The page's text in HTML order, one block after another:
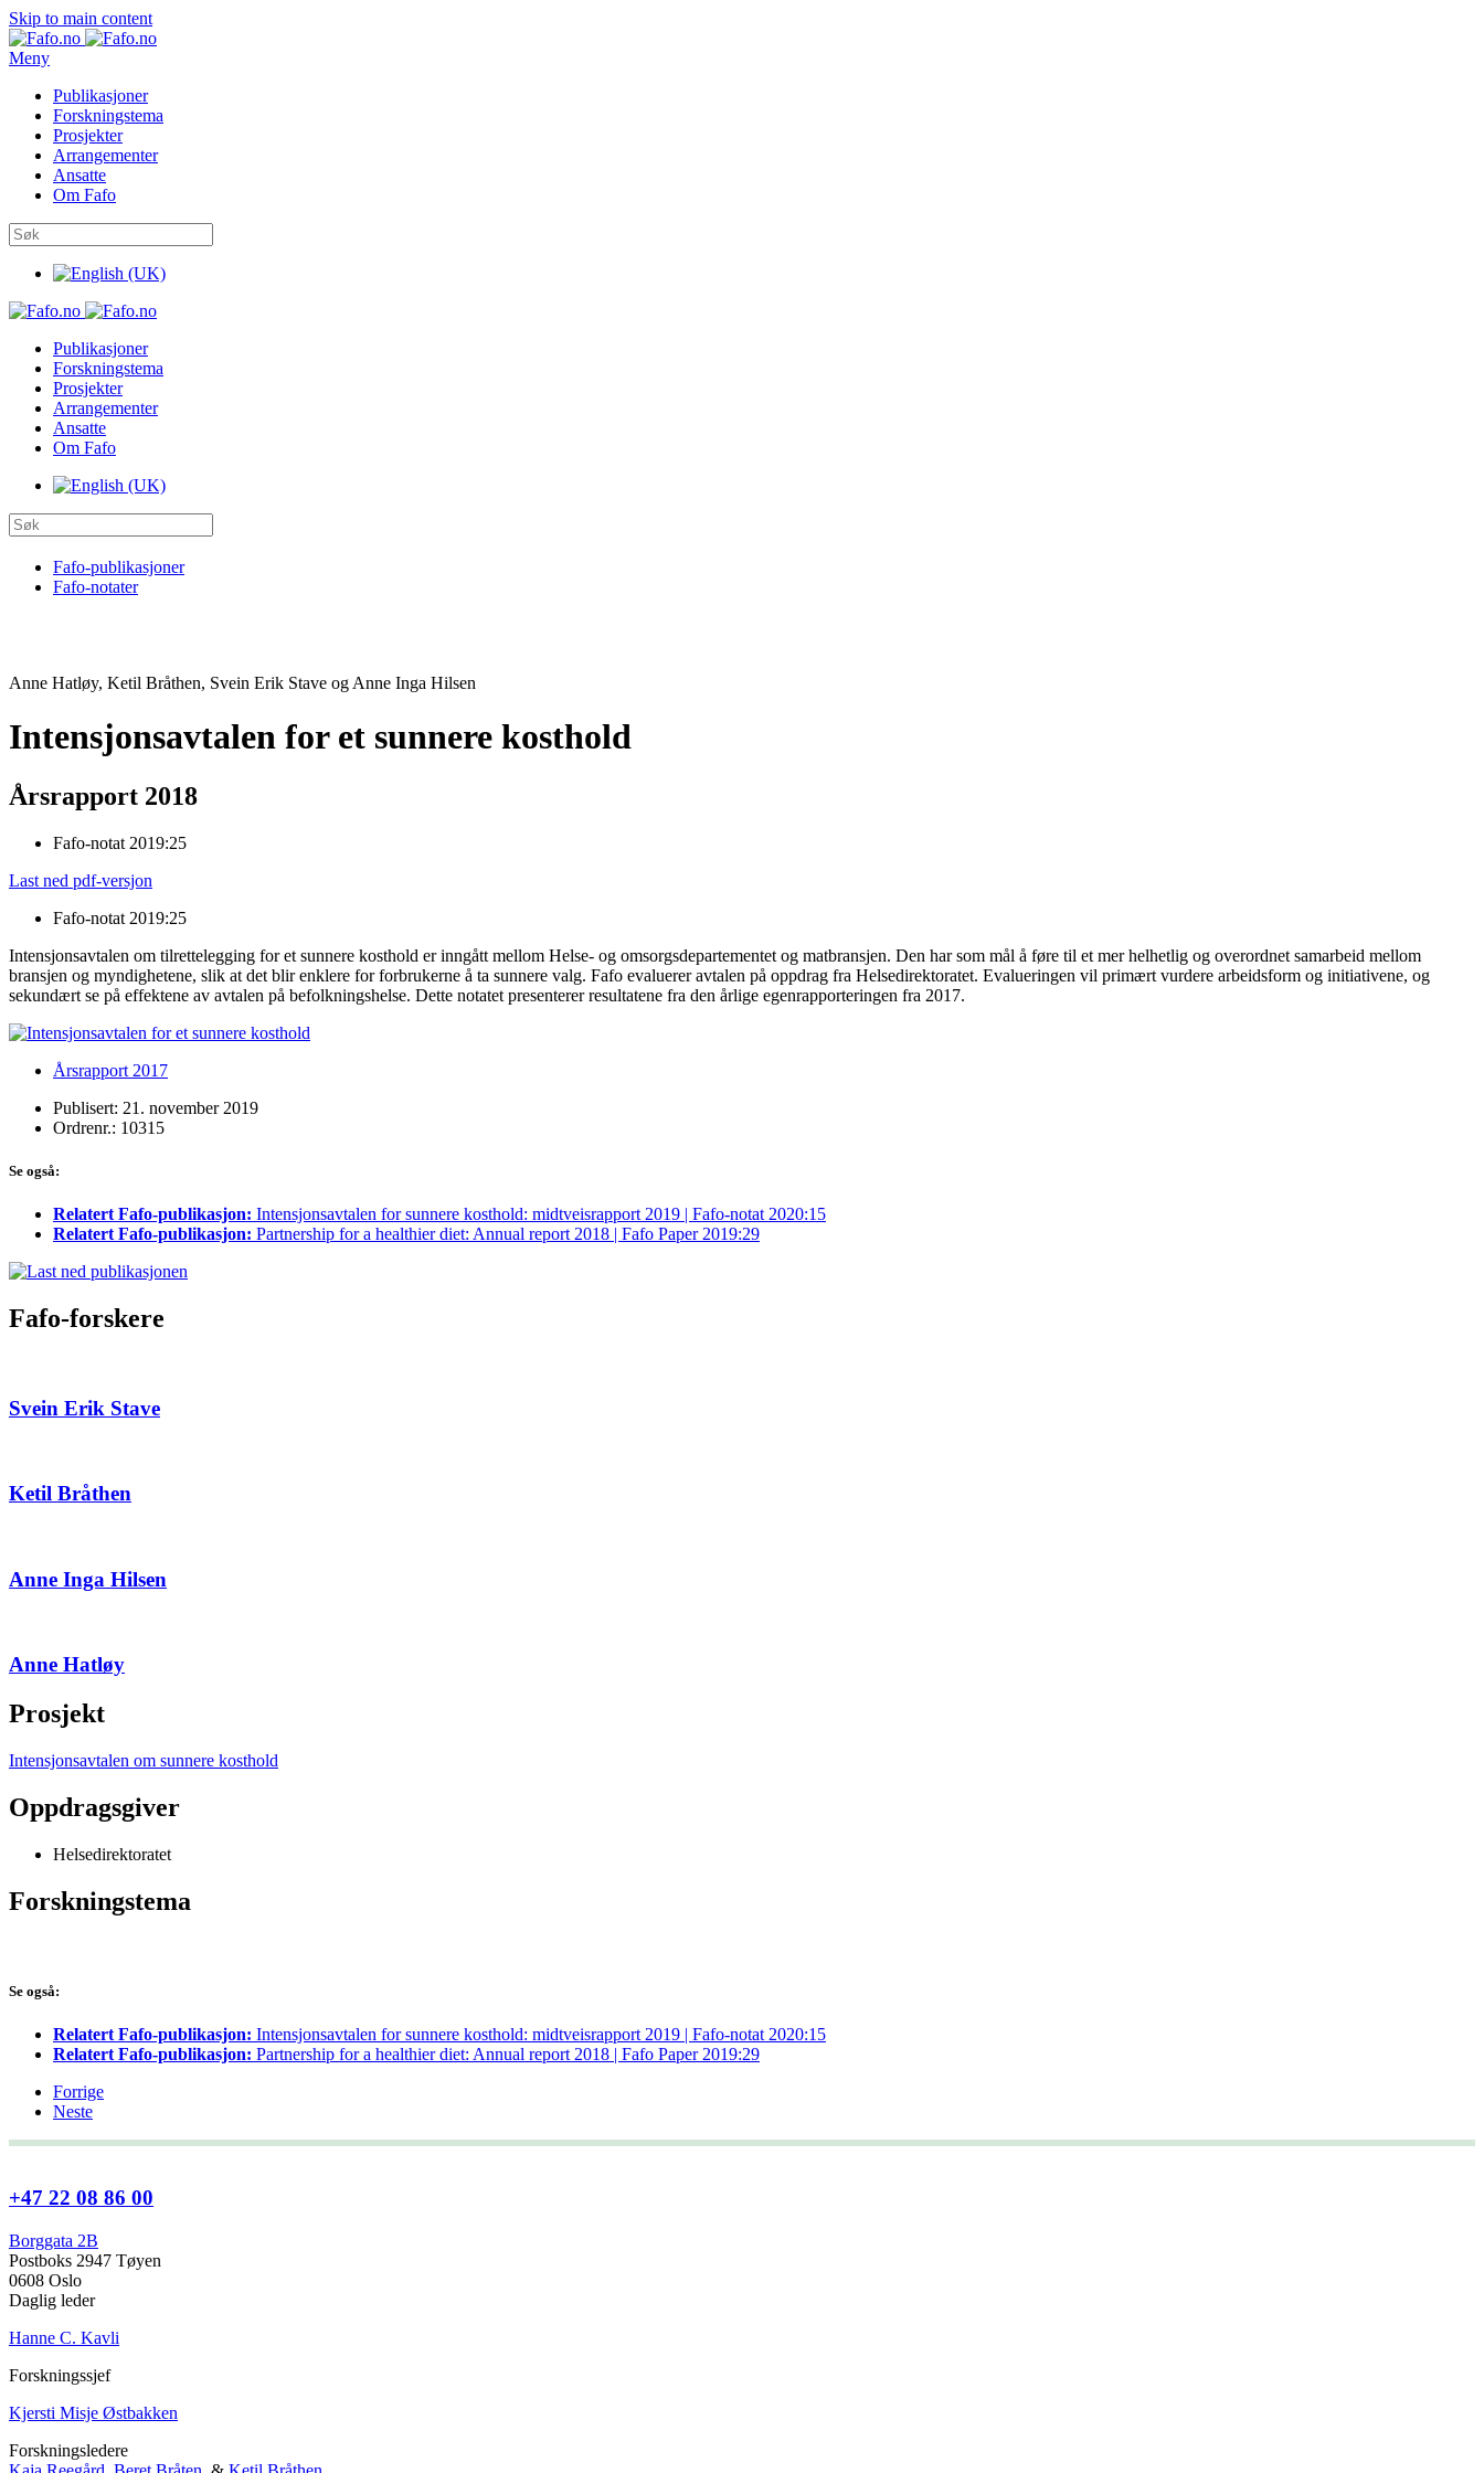
Skip to main content
Meny
Publikasjoner
Forskningstema
Prosjekter
Arrangementer
Ansatte
Om Fafo
Publikasjoner
Forskningstema
Prosjekter
Arrangementer
Ansatte
Om Fafo
Fafo-publikasjoner
Fafo-notater
Anne Hatløy, Ketil Bråthen, Svein Erik Stave og Anne Inga Hilsen
Intensjonsavtalen for et sunnere kosthold
Årsrapport 2018
Fafo-notat 2019:25
Last ned pdf-versjon
Fafo-notat 2019:25
Intensjonsavtalen om tilrettelegging for et sunnere kosthold er inngått mellom Helse- og omsorgsdepartementet og matbransjen. Den har som mål å føre til et mer helhetlig og overordnet samarbeid mellom
bransjen og myndighetene, slik at det blir enklere for forbrukerne å ta sunnere valg. Fafo evaluerer avtalen på oppdrag fra Helsedirektoratet. Evalueringen vil primært vurdere arbeidsform og initiativene, og
sekundært se på effektene av avtalen på befolkningshelse. Dette notatet presenterer resultatene fra den årlige egenrapporteringen fra 2017.
Årsrapport 2017
Publisert: 21. november 2019
Ordrenr.: 10315
Se også:
Relatert Fafo-publikasjon: Intensjonsavtalen for sunnere kosthold: midtveisrapport 2019 | Fafo-notat 2020:15
Relatert Fafo-publikasjon: Partnership for a healthier diet: Annual report 2018 | Fafo Paper 2019:29
Fafo-forskere
Svein Erik Stave
Ketil Bråthen
Anne Inga Hilsen
Anne Hatløy
Prosjekt
Intensjonsavtalen om sunnere kosthold
Oppdragsgiver
Helsedirektoratet
Forskningstema
Se også:
Relatert Fafo-publikasjon: Intensjonsavtalen for sunnere kosthold: midtveisrapport 2019 | Fafo-notat 2020:15
Relatert Fafo-publikasjon: Partnership for a healthier diet: Annual report 2018 | Fafo Paper 2019:29
Forrige
Neste
+47 22 08 86 00
Borggata 2B
Postboks 2947 Tøyen
0608 Oslo
Daglig leder
Hanne C. Kavli
Forskningssjef
Kjersti Misje Østbakken
Forskningsledere